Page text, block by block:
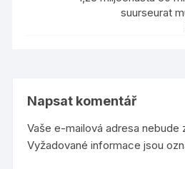
suurseurat
Napsat komentář
Vaše e-mailová adresa nebude
Vyžadované informace jsou